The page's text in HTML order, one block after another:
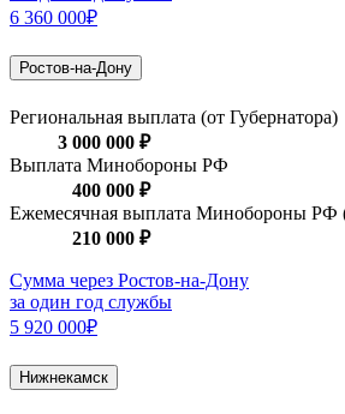
6 360 000₽
Ростов-на-Дону
Региональная выплата (от Губернатора)
3 000 000 ₽
Выплата Минобороны РФ
400 000 ₽
Ежемесячная выплата Минобороны РФ
210 000 ₽
Сумма через Ростов-на-Дону
за один год службы
5 920 000₽
Нижнекамск